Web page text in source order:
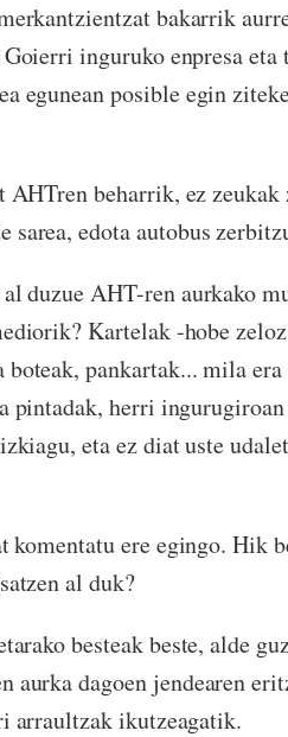
bakarrik
inguruko enpresa
egunean posible egin
beharrik, ez zeukak
sarea, edota autobus
duzue AHT-ren aurkako
Kartelak -hobe
pankartak... mila era
pintadak, herri
eta ez diat uste
ere egingo. Hik
al duk?
besteak beste, alde
aurka dagoen jendearen
arraultzak ikutzeagatik.